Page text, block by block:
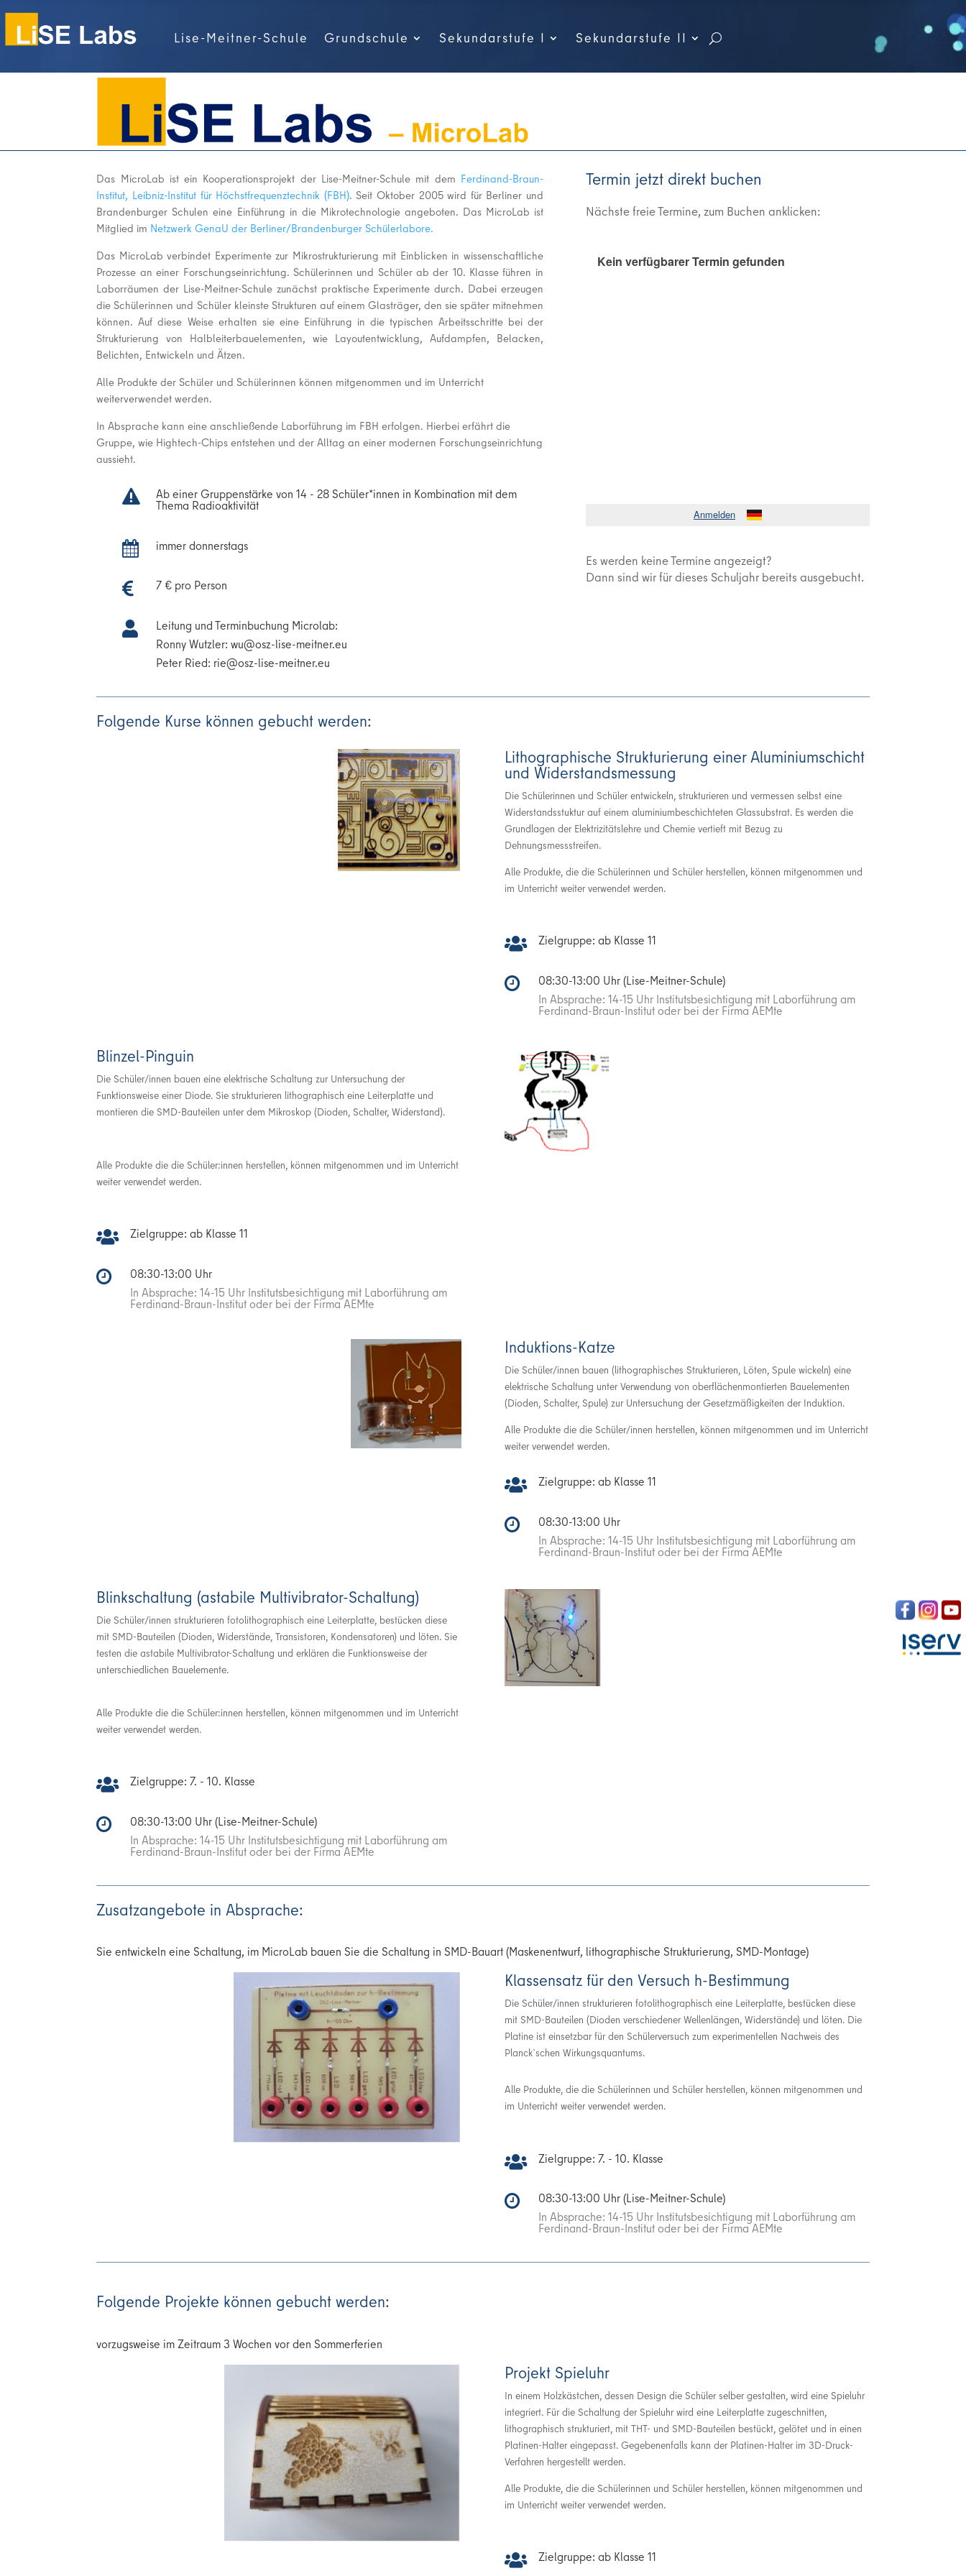
Lise-Meitner-Schule Grundschule Sekundarstufe I Sekundarstufe II
Das MicroLab ist ein Kooperationsprojekt der Lise-Meitner-Schule mit dem Ferdinand-Braun-
Institut, Leibniz-Institut für Höchstfrequenztechnik (FBH). Seit Oktober 2005 wird für Berliner und
Brandenburger Schulen eine Einführung in die Mikrotechnologie angeboten. Das MicroLab ist
Mitglied im Netzwerk GenaU der Berliner/Brandenburger Schülerlabore.
Das MicroLab verbindet Experimente zur Mikrostrukturierung mit Einblicken in wissenschaftliche
Prozesse an einer Forschungseinrichtung. Schülerinnen und Schüler ab der 10. Klasse führen in
Laborräumen der Lise-Meitner-Schule zunächst praktische Experimente durch. Dabei erzeugen
die Schülerinnen und Schüler kleinste Strukturen auf einem Glasträger, den sie später mitnehmen
können. Auf diese Weise erhalten sie eine Einführung in die typischen Arbeitsschritte bei der
Strukturierung von Halbleiterbauelementen, wie Layoutentwicklung, Aufdampfen, Belacken,
Belichten, Entwickeln und Ätzen.
Alle Produkte der Schüler und Schülerinnen können mitgenommen und im Unterricht
weiterverwendet werden.
In Absprache kann eine anschließende Laborführung im FBH erfolgen. Hierbei erfährt die
Gruppe, wie Hightech-Chips entstehen und der Alltag an einer modernen Forschungseinrichtung
aussieht.
 Ab einer Gruppenstärke von 14 - 28 Schüler*innen in Kombination mit dem
Thema Radioaktivität
 immer donnerstags
 7 € pro Person

Leitung und Terminbuchung Microlab:
Ronny Wutzler:ue.rentiem-esil-zso@uw
Peter Ried: ue.rentiem-esil-zso@eir
Termin jetzt direkt buchen
Nächste freie Termine, zum Buchen anklicken:
Es werden keine Termine angezeigt?
Dann sind wir für dieses Schuljahr bereits ausgebucht.
Folgende Kurse können gebucht werden:
Lithographische Strukturierung einer Aluminiumschicht
und Widerstandsmessung
Die Schülerinnen und Schüler entwickeln, strukturieren und vermessen selbst eine
Widerstandsstuktur auf einem aluminiumbeschichteten Glassubstrat. Es werden die
Grundlagen der Elektrizitätslehre und Chemie vertieft mit Bezug zu
Dehnungsmessstreifen.
Alle Produkte, die die Schülerinnen und Schüler herstellen, können mitgenommen und
im Unterricht weiter verwendet werden.
 Zielgruppe: ab Klasse 11

08:30-13:00 Uhr (Lise-Meitner-Schule)
In Absprache: 14-15 Uhr Institutsbesichtigung mit Laborführung am
Ferdinand-Braun-Institut oder bei der Firma AEMte
Blinzel-Pinguin
Die Schüler/innen bauen eine elektrische Schaltung zur Untersuchung der
Funktionsweise einer Diode. Sie strukturieren lithographisch eine Leiterplatte und
montieren die SMD-Bauteilen unter dem Mikroskop (Dioden, Schalter, Widerstand).
Alle Produkte die die Schüler:innen herstellen, können mitgenommen und im Unterricht
weiter verwendet werden.
 Zielgruppe: ab Klasse 11

08:30-13:00 Uhr
In Absprache: 14-15 Uhr Institutsbesichtigung mit Laborführung am
Ferdinand-Braun-Institut oder bei der Firma AEMte
Induktions-Katze
Die Schüler/innen bauen (lithographisches Strukturieren, Löten, Spule wickeln) eine
elektrische Schaltung unter Verwendung von oberflächenmontierten Bauelementen
(Dioden, Schalter, Spule) zur Untersuchung der Gesetzmäßigkeiten der Induktion.
Alle Produkte die die Schüler/innen herstellen, können mitgenommen und im Unterricht
weiter verwendet werden.
 Zielgruppe: ab Klasse 11

08:30-13:00 Uhr
In Absprache: 14-15 Uhr Institutsbesichtigung mit Laborführung am
Ferdinand-Braun-Institut oder bei der Firma AEMte
Blinkschaltung (astabile Multivibrator-Schaltung)
Die Schüler/innen strukturieren fotolithographisch eine Leiterplatte, bestücken diese
mit SMD-Bauteilen (Dioden, Widerstände, Transistoren, Kondensatoren) und löten. Sie
testen die astabile Multivibrator-Schaltung und erklären die Funktionsweise der
unterschiedlichen Bauelemente.
Alle Produkte die die Schüler:innen herstellen, können mitgenommen und im Unterricht
weiter verwendet werden.
 Zielgruppe: 7. - 10. Klasse

08:30-13:00 Uhr (Lise-Meitner-Schule)
In Absprache: 14-15 Uhr Institutsbesichtigung mit Laborführung am
Ferdinand-Braun-Institut oder bei der Firma AEMte
Zusatzangebote in Absprache:
Sie entwickeln eine Schaltung, im MicroLab bauen Sie die Schaltung in SMD-Bauart (Maskenentwurf, lithographische Strukturierung, SMD-Montage)
Klassensatz für den Versuch h-Bestimmung
Die Schüler/innen strukturieren fotolithographisch eine Leiterplatte, bestücken diese
mit SMD-Bauteilen (Dioden verschiedener Wellenlängen, Widerstände) und löten. Die
Platine ist einsetzbar für den Schülerversuch zum experimentellen Nachweis des
Planck`schen Wirkungsquantums.
Alle Produkte, die die Schülerinnen und Schüler herstellen, können mitgenommen und
im Unterricht weiter verwendet werden.
 Zielgruppe: 7. - 10. Klasse

08:30-13:00 Uhr (Lise-Meitner-Schule)
In Absprache: 14-15 Uhr Institutsbesichtigung mit Laborführung am
Ferdinand-Braun-Institut oder bei der Firma AEMte
Folgende Projekte können gebucht werden:
vorzugsweise im Zeitraum 3 Wochen vor den Sommerferien
Projekt Spieluhr
In einem Holzkästchen, dessen Design die Schüler selber gestalten, wird eine Spieluhr
integriert. Für die Schaltung der Spieluhr wird eine Leiterplatte zugeschnitten,
lithographisch strukturiert, mit THT- und SMD-Bauteilen bestückt, gelötet und in einen
Platinen-Halter eingepasst. Gegebenenfalls kann der Platinen-Halter im 3D-Druck-
Verfahren hergestellt werden.
Alle Produkte, die die Schülerinnen und Schüler herstellen, können mitgenommen und
im Unterricht weiter verwendet werden.
 Zielgruppe: ab Klasse 11